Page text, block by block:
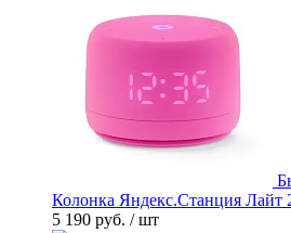
Колонка Яндекс.Станция Лайт
5 190 руб. / шт